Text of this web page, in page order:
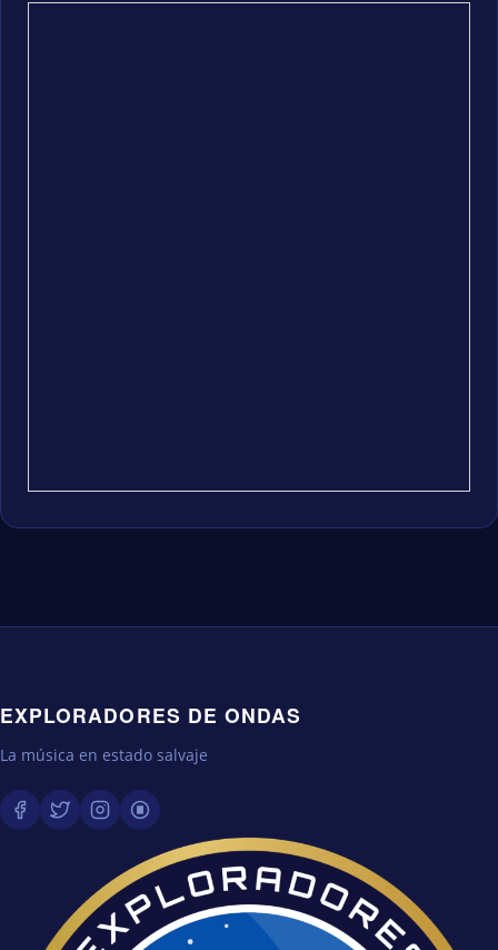
EXPLORADORES DE ONDAS
La música en estado salvaje